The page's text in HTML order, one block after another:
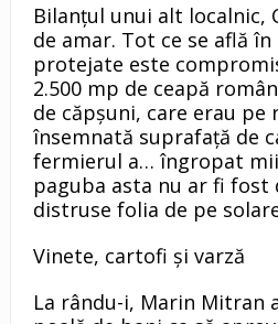
Bilanțul unui alt localnic,
de amar. Tot ce se află
protejate este
2.500 mp de ceapă
de căpșuni, care erau pe
însemnată suprafață de
fermierul a… îngropat mii
paguba asta nu ar fi fost
distruse folia de pe
Vinete, cartofi și varză
La rându-i, Marin Mitran